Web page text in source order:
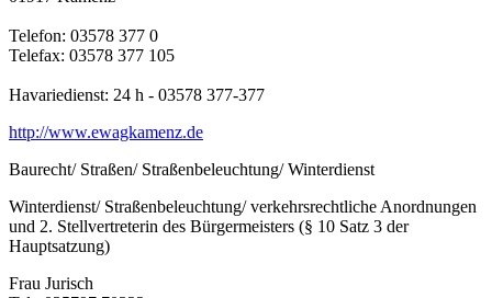
Telefon: 03578 377 0
Telefax: 03578 377 105
Havariedienst: 24 h - 03578 377-377
http://www.ewagkamenz.de
Baurecht/ Straßen/ Straßenbeleuchtung/ Winterdienst
Winterdienst/ Straßenbeleuchtung/ verkehrsrechtliche Anordnungen
und 2. Stellvertreterin des Bürgermeisters (§ 10 Satz 3 der
Hauptsatzung)
Frau Jurisch